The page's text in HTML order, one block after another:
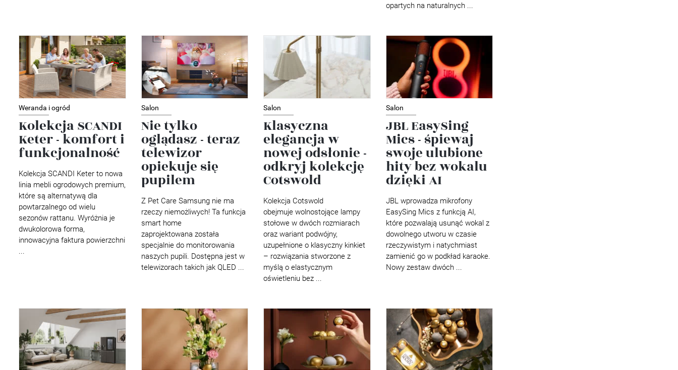
opartych na naturalnych ...
Weranda i ogród
Kolekcja SCANDI
Keter - komfort i
funkcjonalność
Kolekcja SCANDI Keter to nowa
linia mebli ogrodowych premium,
które są alternatywą dla
powtarzalnego od wielu
sezonów rattanu. Wyróżnia je
dwukolorowa forma,
innowacyjna faktura powierzchni
...
Salon
Nie tylko
oglądasz - teraz
telewizor
opiekuje się
pupilem
Z Pet Care Samsung nie ma
rzeczy niemożliwych! Ta funkcja
smart home
zaprojektowana została
specjalnie do monitorowania
naszych pupili. Dostępna jest w
telewizorach takich jak QLED ...
Salon
Klasyczna
elegancja w
nowej odsłonie -
odkryj kolekcję
Cotswold
Kolekcja Cotswold
obejmuje wolnostojące lampy
stołowe w dwóch rozmiarach
oraz wariant podwójny,
uzupełnione o klasyczny kinkiet
– rozwiązania stworzone z
myślą o elastycznym
oświetleniu bez ...
Salon
JBL EasySing
Mics - śpiewaj
swoje ulubione
hity bez wokalu
dzięki AI
JBL wprowadza mikrofony
EasySing Mics z funkcją AI,
które pozwalają usunąć wokal z
dowolnego utworu w czasie
rzeczywistym i natychmiast
zamienić go w podkład karaoke.
Nowy zestaw dwóch ...